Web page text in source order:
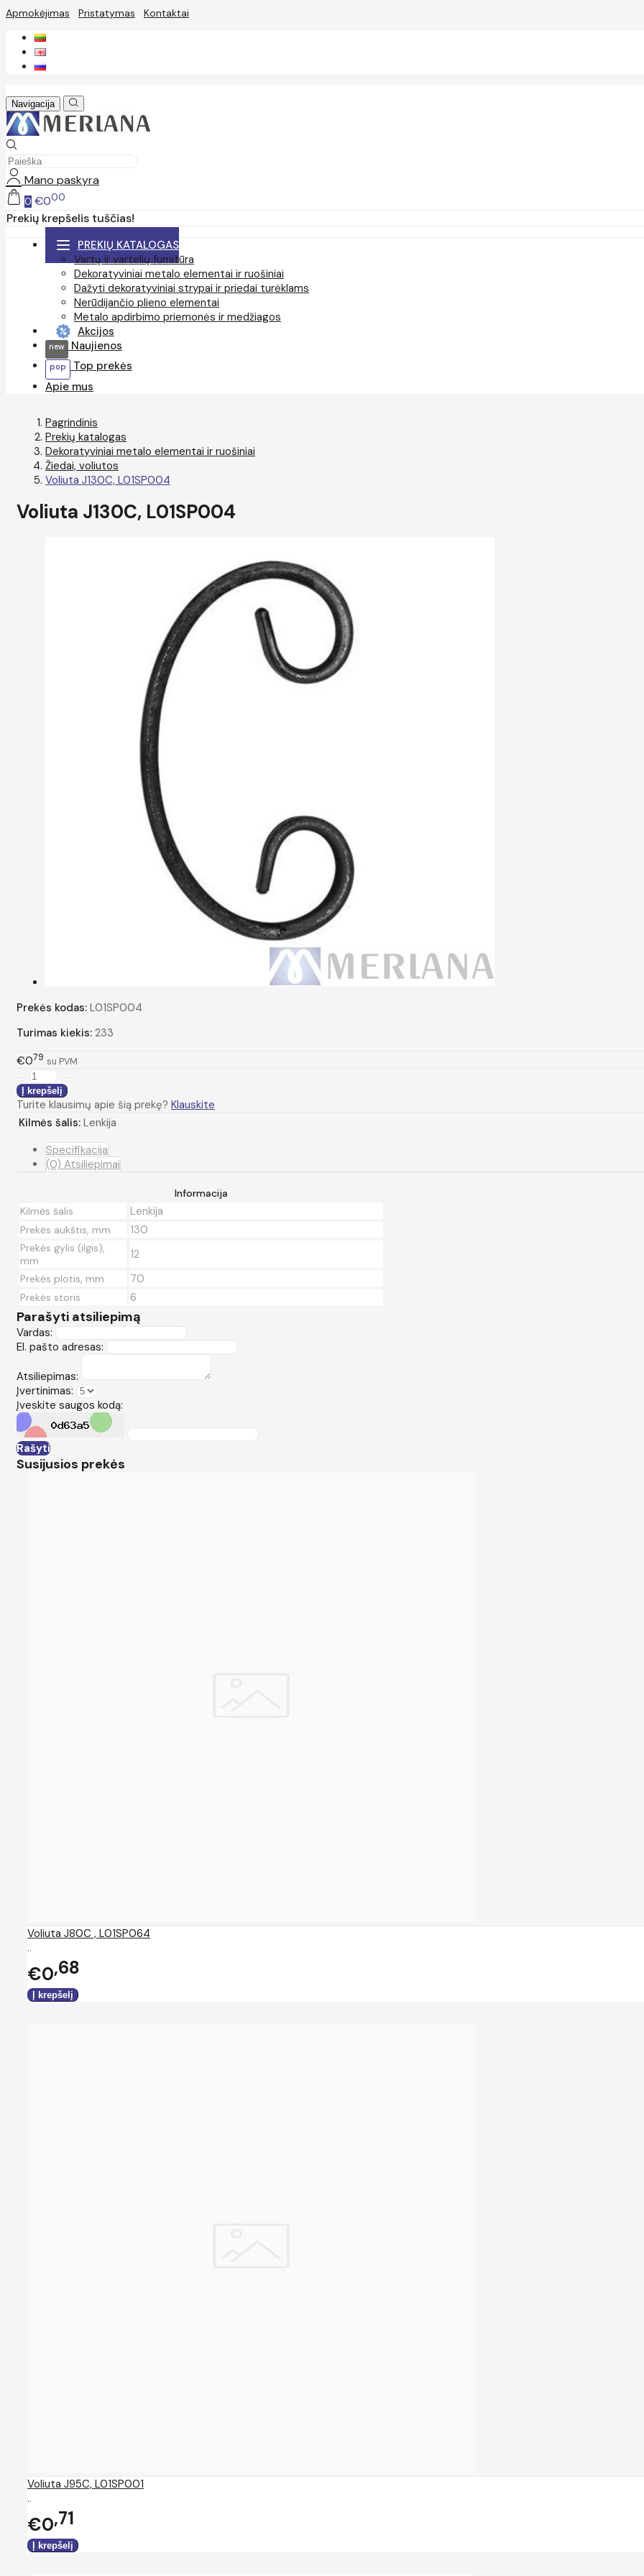
Apmokėjimas Pristatymas Kontaktai
Navigacija
Mano paskyra
0 €000
Prekių krepšelis tuščias!
PREKIŲ KATALOGAS
Vartų ir vartelių furnitūra
Dekoratyviniai metalo elementai ir ruošiniai
Dažyti dekoratyviniai strypai ir priedai turėklams
Nerūdijančio plieno elementai
Metalo apdirbimo priemonės ir medžiagos
Akcijos
Naujienos
Top prekės
Apie mus
Pagrindinis
Prekių katalogas
Dekoratyviniai metalo elementai ir ruošiniai
Žiedai, voliutos
Voliuta J130C, L01SP004
Voliuta J130C, L01SP004
Prekės kodas: L01SP004
Turimas kiekis: 233
€079 su PVM
Turite klausimų apie šią prekę? Klauskite
Kilmės šalis: Lenkija
Specifikacija
(0) Atsiliepimai
Informacija
Kilmės šalis
Lenkija
Prekės aukštis, mm 130
Prekės gylis (ilgis),
mm
12
Prekės plotis, mm 70
Prekės storis 6
Parašyti atsiliepimą
Vardas:
El. pašto adresas:
Atsiliepimas:
Įvertinimas:
Įveskite saugos kodą:
Rašyti
Susijusios prekės
Voliuta J80C , L01SP064
..
€0 68
Voliuta J95C, L01SP001
..
€0 71